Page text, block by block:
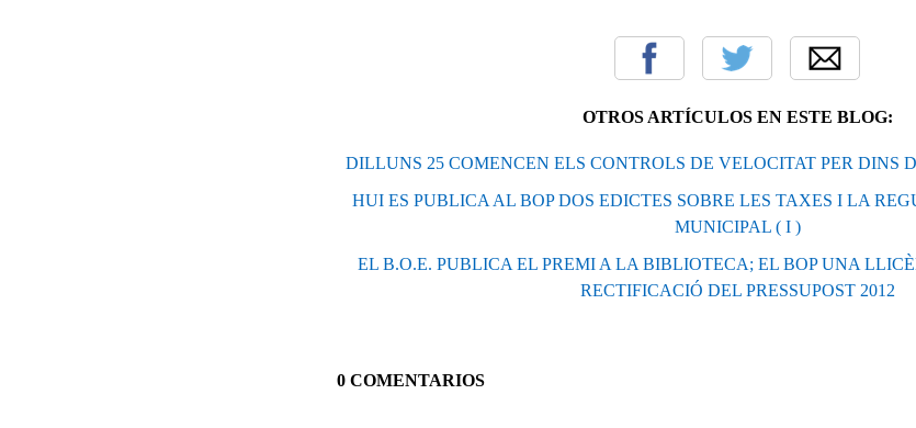
OTROS ARTÍCULOS EN ESTE BLOG:
DILLUNS 25 COMENCEN ELS CONTROLS DE VELOCITAT PER DINS
HUI ES PUBLICA AL BOP DOS EDICTES SOBRE LES TAXES I LA
MUNICIPAL ( I )
EL B.O.E. PUBLICA EL PREMI A LA BIBLIOTECA; EL BOP UNA
RECTIFICACIÓ DEL PRESSUPOST 2012
0 COMENTARIOS